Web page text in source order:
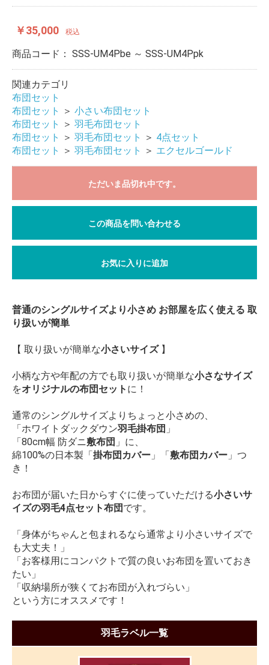
￥35,000 税込
商品コード： SSS-UM4Pbe ～ SSS-UM4Ppk
関連カテゴリ
布団セット
布団セット
＞ 小さい布団セット
布団セット
＞ 羽毛布団セット
布団セット
＞ 羽毛布団セット ＞ 4点セット
布団セット
＞ 羽毛布団セット ＞ エクセルゴールド
ただいま品切れ中です。
この商品を問い合わせる
お気に入りに追加
普通のシングルサイズより小さめ お部屋を広く使える 取
り扱いが簡単
【 取り扱いが簡単な小さいサイズ】
小柄な方や年配の方でも取り扱いが簡単な小さなサイズ
をオリジナルの布団セット に！
通常のシングルサイズよりちょっと小さめの、
「ホワイトダックダウン羽毛掛布団 」
「80cm幅 防ダニ敷布団 」に、
綿100%の日本製「掛布団カバー 」「敷布団カバー 」つ
き！
お布団が届いた日からすぐに使っていただける小さいサ
イズの羽毛4点セット布団 です。
「身体がちゃんと包まれるなら通常より小さいサイズで
も大丈夫！」
「お客様用にコンパクトで質の良いお布団を置いておき
たい」
「収納場所が狭くてお布団が入れづらい」
という方にオススメです！
羽毛ラベル一覧